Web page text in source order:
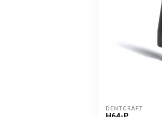
DENTCRAFT